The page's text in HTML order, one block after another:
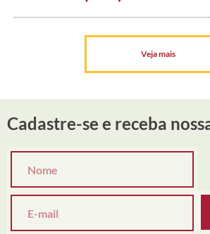
Veja mais
Cadastre-se e receba